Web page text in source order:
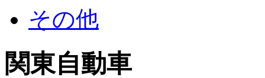
その他
関東自動車